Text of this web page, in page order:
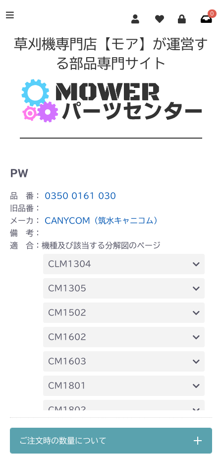
0
草刈機専門店【モア】が運営す
る部品専門サイト
PW
品 番： 0350 0161 030
旧品番：
メーカ： CANYCOM（筑水キャニコム）
備 考：
適 合：機種及び該当する分解図のページ
CLM1304
本体 FIG14 刈刃
CM1305
本体 FIG25 刈刃
CM1502
本体 FIG28 刈刃
CM1602
本体 FIG18 刈刃
CM1603
本体 FIG23 刈刃
CM1801
本体 FIG30 刈刃
CM1802
ご注文時の数量について